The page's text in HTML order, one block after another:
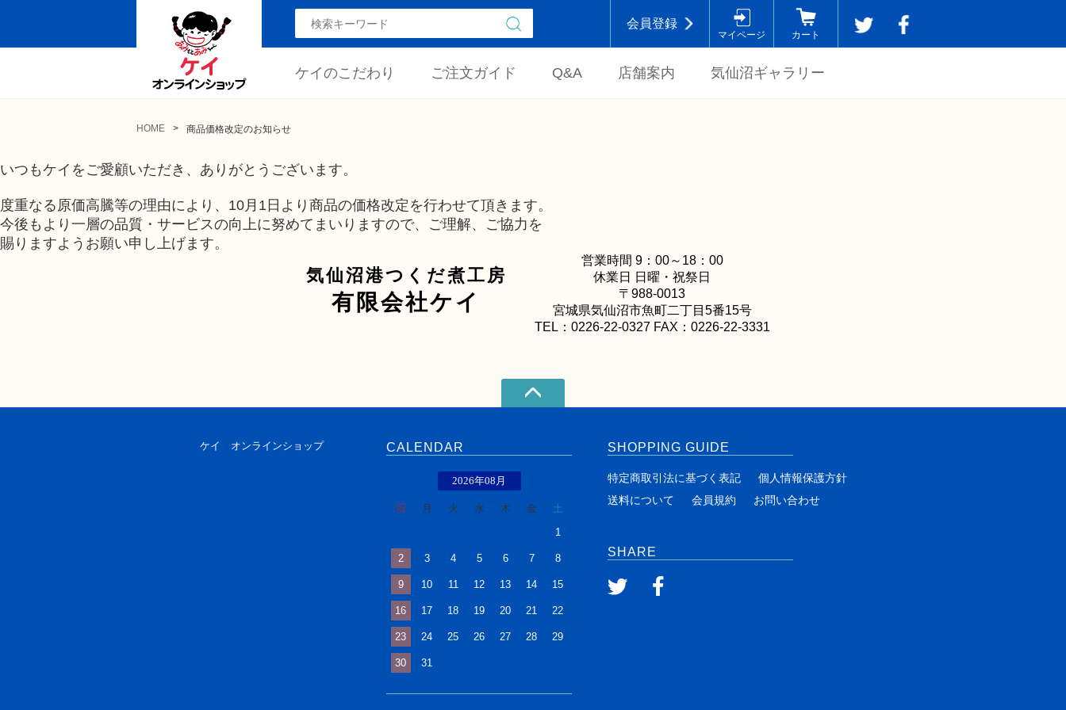
会員登録
マイページ カート
ケイのこだわり ご注文ガイド Q&A 店舗案内 気仙沼ギャラリー
HOME 商品価格改定のお知らせ
いつもケイをご愛顧いただき、ありがとうございます。
度重なる原価高騰等の理由により、10月1日より商品の価格改定を行わせて頂きます。
今後もより一層の品質・サービスの向上に努めてまいりますので、ご理解、ご協力を
賜りますようお願い申し上げます。
気仙沼港つくだ煮工房
有限会社ケイ
営業時間 9：00～18：00
休業日 日曜・祝祭日
〒988-0013
宮城県気仙沼市魚町二丁目5番15号
TEL：0226-22-0327 FAX：0226-22-3331
ケイ オンラインショップ CALENDAR
2026年08月
日 月 火 水 木 金
1
2 3 4 5 6 7 8
9 10 11 12 13 14 15
16 17 18 19 20 21 22
23 24 25 26 27 28 29
30 31
SHOPPING GUIDE
特定商取引法に基づく表記
個人情報保護方針
送料について
会員規約 お問い合わせ
SHARE